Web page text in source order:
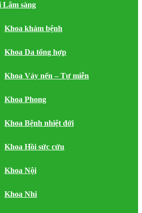
Lâm sàng
Khoa khám bệnh
Khoa Da tổng hợp
Khoa Vảy nến – Tự miễn
Khoa Phong
Khoa Bệnh nhiệt đới
Khoa Hồi sức cứu
Khoa Nội
Khoa Nhi